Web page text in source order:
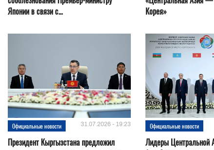
Японии в связи с...
Корея»
Официальные новости 31.07.2026 - 19:23
Президент Кыргызстана предложил
Официальные новости
Лидеры Центральной